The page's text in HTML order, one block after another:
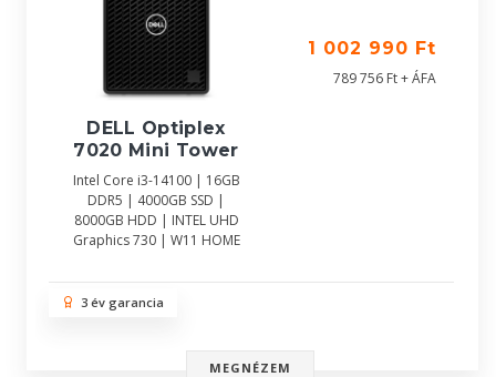
DELL Optiplex
7020 Mini Tower
Intel Core i3-14100 | 16GB
DDR5 | 4000GB SSD |
8000GB HDD | INTEL UHD
Graphics 730 | W11 HOME
1 002 990 Ft
789 756 Ft + ÁFA
3 év garancia
MEGNÉZEM